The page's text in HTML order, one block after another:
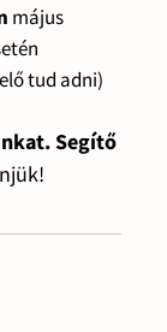
május
tud adni)
Segítő